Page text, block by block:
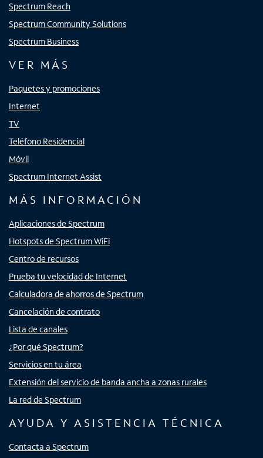
Spectrum Reach
Spectrum Community Solutions
Spectrum Business
VER MÁS
Paquetes y promociones
Internet
TV
Teléfono Residencial
Móvil
Spectrum Internet Assist
MÁS INFORMACIÓN
Aplicaciones de Spectrum
Hotspots de Spectrum WiFi
Centro de recursos
Prueba tu velocidad de Internet
Calculadora de ahorros de Spectrum
Cancelación de contrato
Lista de canales
¿Por qué Spectrum?
Servicios en tu área
Extensión del servicio de banda ancha a zonas rurales
La red de Spectrum
AYUDA Y ASISTENCIA TÉCNICA
Contacta a Spectrum